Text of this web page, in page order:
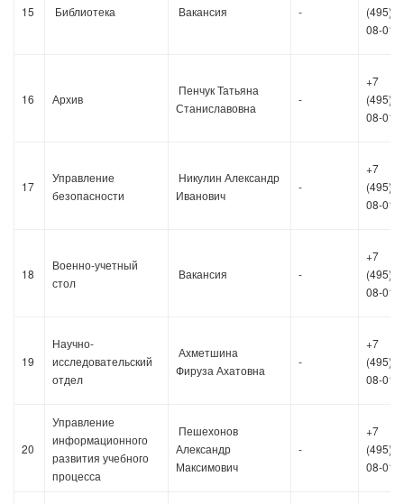
15 Библиотека Вакансия -
08-01
16 Архив
Пенчук Татьяна
Станиславовна
-
+7
08-01
17
Управление
безопасности
Никулин Александр
Иванович
-
+7
08-01
18
Военно-учетный
стол
Вакансия -
+7
08-01
19
Научно-
исследовательский
отдел
Ахметшина
Фируза Ахатовна
-
+7
08-01
20
Управление
информационного
развития учебного
процесса
Пешехонов
Александр
Максимович
-
+7
08-01